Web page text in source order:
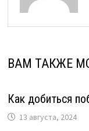
ВАМ ТАКЖЕ
Как добиться
13 августа, 2024